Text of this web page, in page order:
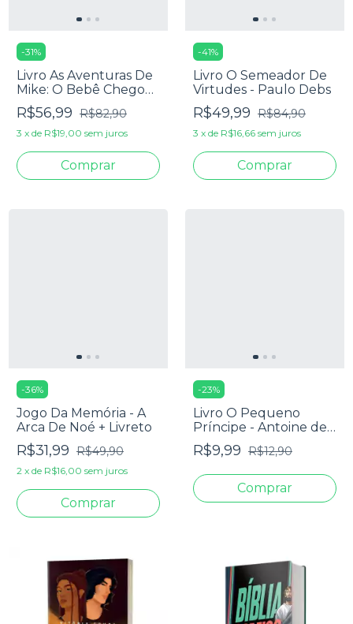
-31%
Livro As Aventuras De
Mike: O Bebê Chegou!
- Gabriel Dearo e
Manu Digilio
R$56,99 R$82,90
3 x de R$19,00 sem juros
-41%
Livro O Semeador De
Virtudes - Paulo Debs
R$49,99 R$84,90
3 x de R$16,66 sem juros
-36%
Jogo Da Memória - A
Arca De Noé + Livreto
R$31,99 R$49,90
2 x de R$16,00 sem juros
-23%
Livro O Pequeno
Príncipe - Antoine de
Saint-Exupéry -
Edição de Bolso
R$9,99 R$12,90